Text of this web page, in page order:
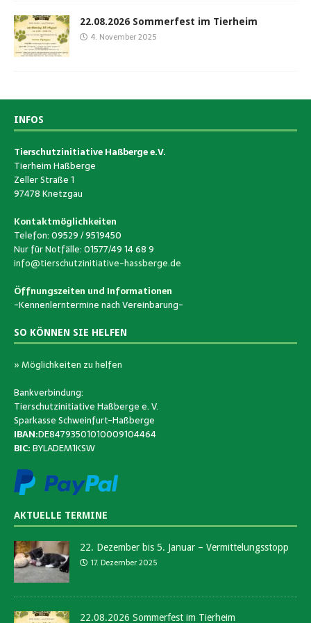
22.08.2026 Sommerfest im Tierheim
4. November 2025
INFOS
Tierschutzinitiative Haßberge e.V.
Tierheim Haßberge
Zeller Straße 1
97478 Knetzgau
Kontaktmöglichkeiten
Telefon: 09529 / 9519450
Nur für Notfälle: 01577/49 14 68 9
info@tierschutzinitiative-hassberge.de
Öffnungszeiten und Informationen
-Kennenlerntermine nach Vereinbarung-
SO KÖNNEN SIE HELFEN
» Möglichkeiten zu helfen
Bankverbindung:
Tierschutzinitiative Haßberge e. V.
Sparkasse Schweinfurt-Haßberge
IBAN:DE84793501010009104464
BIC:BYLADEM1KSW
AKTUELLE TERMINE
22. Dezember bis 5. Januar – Vermittelungsstopp
17. Dezember 2025
22.08.2026 Sommerfest im Tierheim